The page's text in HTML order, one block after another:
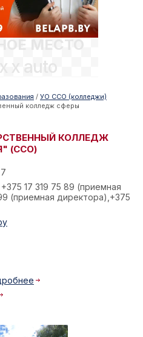
Забыли пароль?
МЕСТО
x auto
/ УО ССО (колледжи)
колледж сферы
КОЛЛЕДЖ
(ССО)
+375 17 319 75 89 (приемная
(приемная директора),+375